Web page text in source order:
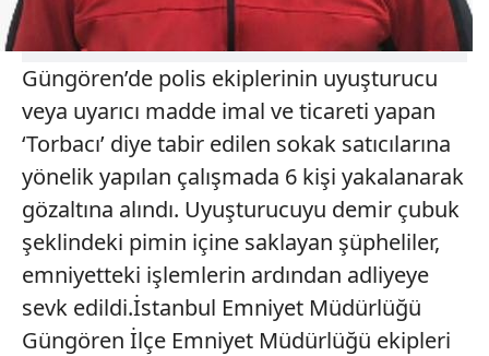
Güngören’de polis ekiplerinin uyuşturucu
veya uyarıcı madde imal ve ticareti yapan
‘Torbacı’ diye tabir edilen sokak satıcılarına
yönelik yapılan çalışmada 6 kişi yakalanarak
gözaltına alındı. Uyuşturucuyu demir çubuk
şeklindeki pimin içine saklayan şüpheliler,
emniyetteki işlemlerin ardından adliyeye
sevk edildi.İstanbul Emniyet Müdürlüğü
Güngören İlçe Emniyet Müdürlüğü ekipleri